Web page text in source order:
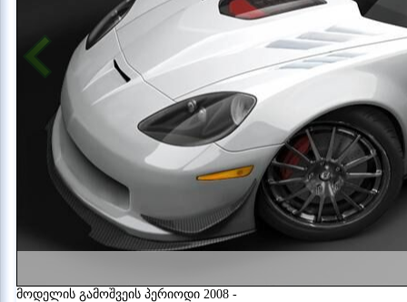
მოდელის გამოშვეის პერიოდი 2008 -